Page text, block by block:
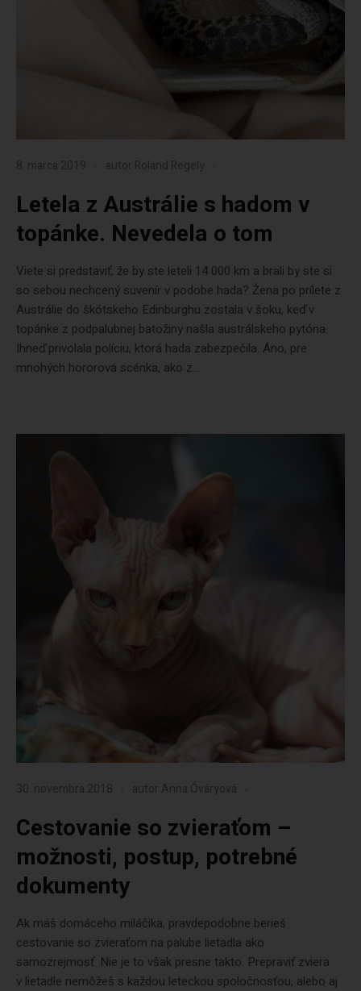
8. marca 2019 autor Roland Regely
Letela z Austrálie s hadom v
topánke. Nevedela o tom
Viete si predstaviť, že by ste leteli 14 000 km a brali by ste si
so sebou nechcený suvenír v podobe hada? Žena po prílete z
Austrálie do škótskeho Edinburghu zostala v šoku, keď v
topánke z podpalubnej batožiny našla austrálskeho pytóna.
Ihneď privolala políciu, ktorá hada zabezpečila. Áno, pre
mnohých hororová scénka, ako z...
30. novembra 2018 autor Anna Óváryová
Cestovanie so zvieraťom –
možnosti, postup, potrebné
dokumenty
Ak máš domáceho miláčika, pravdepodobne berieš
cestovanie so zvieraťom na palube lietadla ako
samozrejmosť. Nie je to však presne takto. Prepraviť zviera
v lietadle nemôžeš s každou leteckou spoločnosťou, alebo aj